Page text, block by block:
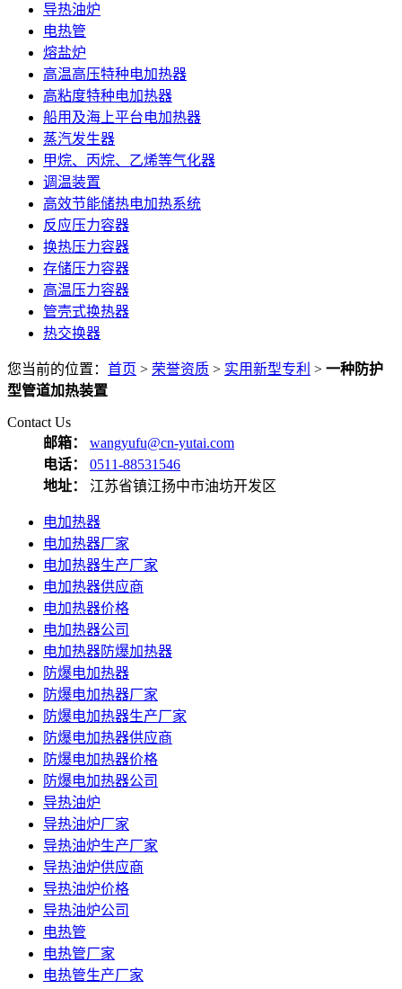
导热油炉
电热管
熔盐炉
高温高压特种电加热器
高粘度特种电加热器
船用及海上平台电加热器
蒸汽发生器
甲烷、丙烷、乙烯等气化器
调温装置
高效节能储热电加热系统
反应压力容器
换热压力容器
存储压力容器
高温压力容器
管壳式换热器
热交换器
您当前的位置： 首页 > 荣誉资质 > 实用新型专利 > 一种防护
型管道加热装置
Contact Us
邮箱：
wangyufu@cn-yutai.com
电话：
0511-88531546
地址：
江苏省镇江扬中市油坊开发区
电加热器
电加热器厂家
电加热器生产厂家
电加热器供应商
电加热器价格
电加热器公司
电加热器防爆加热器
防爆电加热器
防爆电加热器厂家
防爆电加热器生产厂家
防爆电加热器供应商
防爆电加热器价格
防爆电加热器公司
导热油炉
导热油炉厂家
导热油炉生产厂家
导热油炉供应商
导热油炉价格
导热油炉公司
电热管
电热管厂家
电热管生产厂家